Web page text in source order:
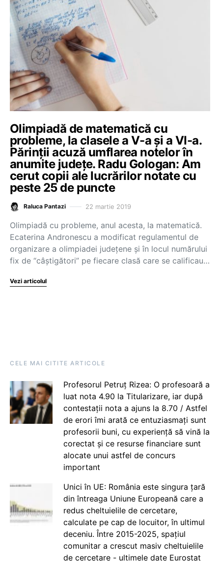
Olimpiadă de matematică cu
probleme, la clasele a V-a și a VI-a.
Părinții acuză umflarea notelor în
anumite județe. Radu Gologan: Am
cerut copii ale lucrărilor notate cu
peste 25 de puncte
Raluca Pantazi 22 martie 2019
Olimpiadă cu probleme, anul acesta, la matematică.
Ecaterina Andronescu a modificat regulamentul de
organizare a olimpiadei județene și în locul numărului
fix de “câștigători” pe fiecare clasă care se calificau…
Vezi articolul
CELE MAI CITITE ARTICOLE
Profesorul Petruț Rizea: O profesoară a
luat nota 4.90 la Titularizare, iar după
contestații nota a ajuns la 8.70 / Astfel
de erori îmi arată ce entuziasmați sunt
profesorii buni, cu experiență să vină la
corectat și ce resurse financiare sunt
alocate unui astfel de concurs
important
Unici în UE: România este singura țară
din întreaga Uniune Europeană care a
redus cheltuielile de cercetare,
calculate pe cap de locuitor, în ultimul
deceniu. Între 2015-2025, spațiul
comunitar a crescut masiv cheltuielile
de cercetare - ultimele date Eurostat